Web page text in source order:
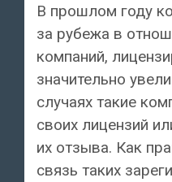
В прошлом году
за рубежа в
компаний,
значительно
случаях такие
своих лицензий
их отзыва. Как
связь таких